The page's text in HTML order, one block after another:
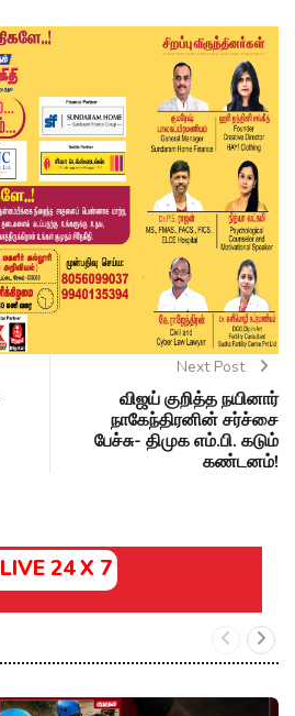
Next Post
விஜய் குறித்த நயினார்
நாகேந்திரனின் சர்ச்சை
பேச்சு- திமுக எம்.பி. கடும்
கண்டனம்!
LIVE 24 X 7